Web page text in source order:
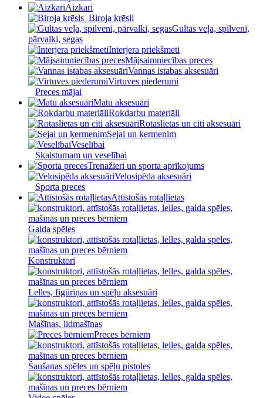
Aizkari
Biroja krēsli
Gultas veļa, spilveni,
pārvalki, segas
Interjera priekšmeti
Mājsaimniecības preces
Vannas istabas aksesuāri
Virtuves piederumi
Preces mājai
Matu aksesuāri
Rokdarbu materiāli
Rotaslietas un citi aksesuāri
Sejai un ķermenim
Veselībai
Skaistumam un veselībai
Trenažieri un sporta aprīkojums
Velosipēda aksesuāri
Sporta preces
Attīstošās rotaļlietas
Galda spēles
Konstruktori
Lelles, figūriņas un spēļu aksesuāri
Mašīnas, lidmašīnas
Preces bērniem
Šaušanas spēles un spēļu pistoles